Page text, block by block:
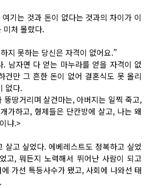
기는 것과 돈이 없다는 것과의 차이가 이
미처 몰랐다.
지 못하는 당신은 자격이 없어요.”
. 남자면 다 얻는 마누라를 얻을 자격이 없
건만 그 흔한 돈이 없어 결혼식도 못 올리
없다.
뚱땅거리며 살건마는, 아버지는 일찍 죽고,
가하고, 형제들은 단칸방에 살고, 나는 왜
냐.>
살고 싶었다. 에베레스트도 정복하고 싶었
고, 뭐든지 노력해서 뛰어난 사람이 되고
가선 특등사수가 됐고, 사회에 나와선 태